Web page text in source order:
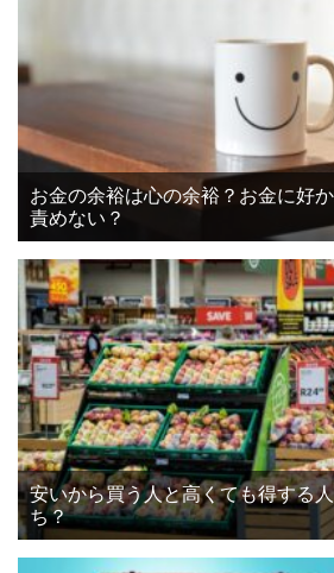
お金の余裕は心の余裕？お金に好
責めない？
安いから買う人と高くても得する
ち？